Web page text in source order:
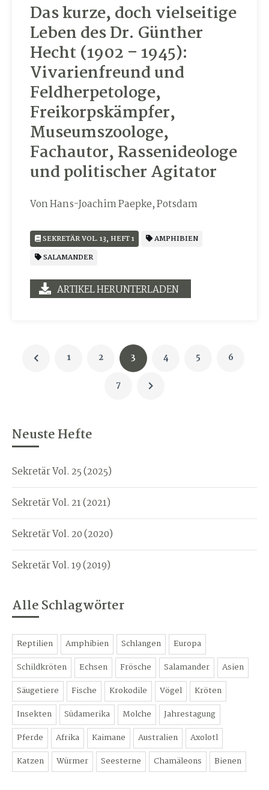
Das kurze, doch vielseitige
Leben des Dr. Günther
Hecht (1902 – 1945):
Vivarienfreund und
Feldherpetologe,
Freikorpskämpfer,
Museumszoologe,
Fachautor, Rassenideologe
und politischer Agitator
Von Hans-Joachim Paepke, Potsdam
SEKRETÄR VOL. 13, HEFT 1
AMPHIBIEN
SALAMANDER
ARTIKEL HERUNTERLADEN
1 2 3 4 5
6
7
Neuste Hefte
Sekretär Vol. 25 (2025)
Sekretär Vol. 21 (2021)
Sekretär Vol. 20 (2020)
Sekretär Vol. 19 (2019)
Alle Schlagwörter
Reptilien Amphibien Schlangen
Europa
Schildkröten
Echsen Frösche Salamander
Asien
Säugetiere
Fische Krokodile Vögel
Kröten
Insekten
Südamerika Molche
Jahrestagung
Pferde
Afrika Kaimane Australien
Axolotl
Katzen
Würmer Seesterne Chamäleons Bienen